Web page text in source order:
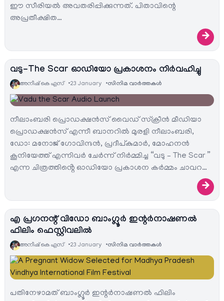
ഈ സീരിയൽ അവതരിപ്പിക്കുന്നത്. പിതാവിന്റെ
അപ്രതീക്ഷിത…
→
വടു-The Scar ഓഡിയോ പ്രകാശനം നിർവഹിച്ചു
അനീഷ്‌ കെ എസ് 23 January സിനിമ വാര്‍ത്തകള്‍
നീലാംബരി പ്രൊഡക്ഷൻസ് വൈഡ് സ്ക്രീൻ മീഡിയാ
പ്രൊഡക്ഷൻസ് എന്നീ ബാനറിൽ മുരളി നീലാംബരി,
ഡോ: മനോജ് ഗോവിന്ദൻ, പ്രദീപ്കുമാർ, മോഹനൻ
കൂനിയേത്ത് എന്നിവർ ചേർന്ന് നിർമ്മിച്ച “വടു – The Scar ”
എന്ന ചിത്രത്തിൻ്റെ ഓഡിയോ പ്രകാശന കർമ്മം ചാവറ…
→
എ പ്രഗനന്റ് വിഡോ ബാംഗ്ലൂര്‍ ഇന്റര്‍നാഷണല്‍
ഫിലിം ഫെസ്റ്റിവലില്‍
അനീഷ്‌ കെ എസ് 23 January സിനിമ വാര്‍ത്തകള്‍
പതിനേഴാമത് ബാംഗ്ലൂര്‍ ഇന്റര്‍നാഷണല്‍ ഫിലിം